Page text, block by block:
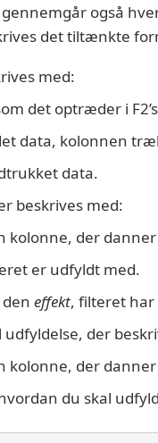
også
det tiltænkte
med:
det optræder i
data, kolonnen
data.
beskrives med:
kolonne, der danner
er udfyldt med.
effekt, filteret
der
kolonne, der danner
du skal